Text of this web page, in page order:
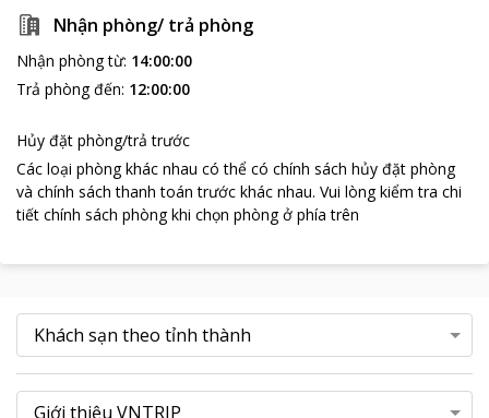
Nhận phòng/ trả phòng
Nhận phòng từ: 14:00:00
Trả phòng đến: 12:00:00
Hủy đặt phòng/trả trước
Các loại phòng khác nhau có thể có chính sách hủy đặt phòng
và chính sách thanh toán trước khác nhau. Vui lòng kiểm tra chi
tiết chính sách phòng khi chọn phòng ở phía trên